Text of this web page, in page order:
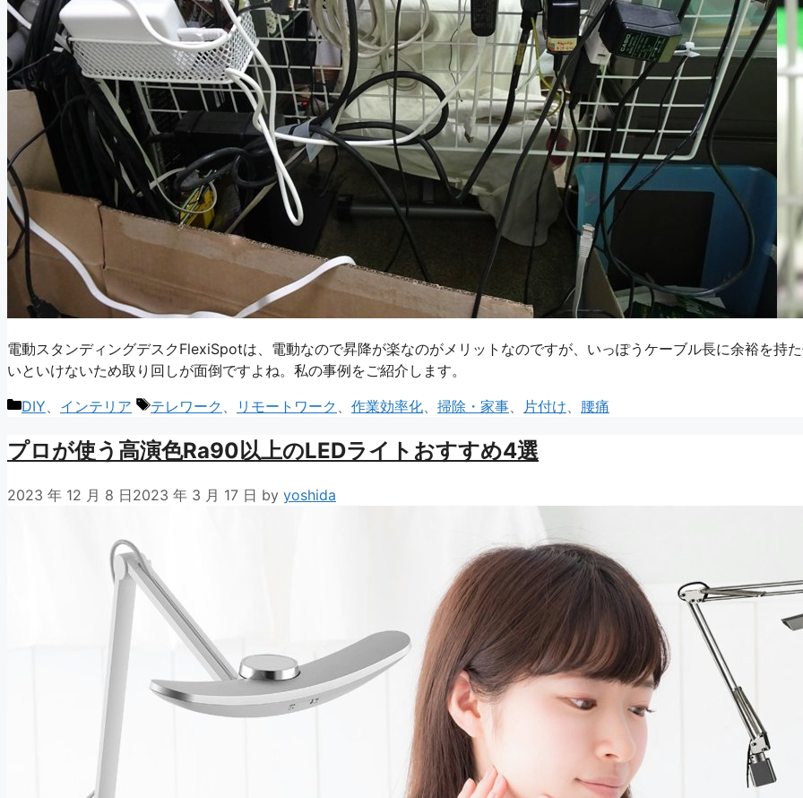
電動スタンディングデスクFlexiSpotは、電動なので昇降が楽なのがメリットなのですが、いっぽうケーブル長に余裕を持
いといけないため取り回しが面倒ですよね。私の事例をご紹介します。
カ
ゴ
ー
DIY インテリア
タ
テレワーク リモートワーク 作業効率化 掃除・家事 片付け 腰痛
プロが使う高演色Ra90以上のLEDライトおすすめ4選
2023 年 12 月 8 日2023 年 3 月 17 日 by yoshida